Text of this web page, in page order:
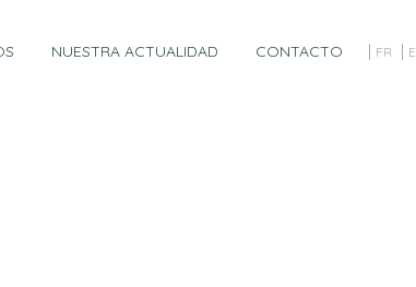
NUESTRA ACTUALIDAD CONTACTO FR